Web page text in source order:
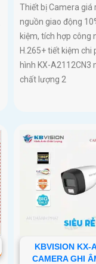
Thiết bị Camera giá
nguồn giao động
kiệm, tích hợp công
H.265+ tiết kiệm chi
hình KX-A2112CN3
chất lượng 2
KBVISION KX-
CAMERA GHI